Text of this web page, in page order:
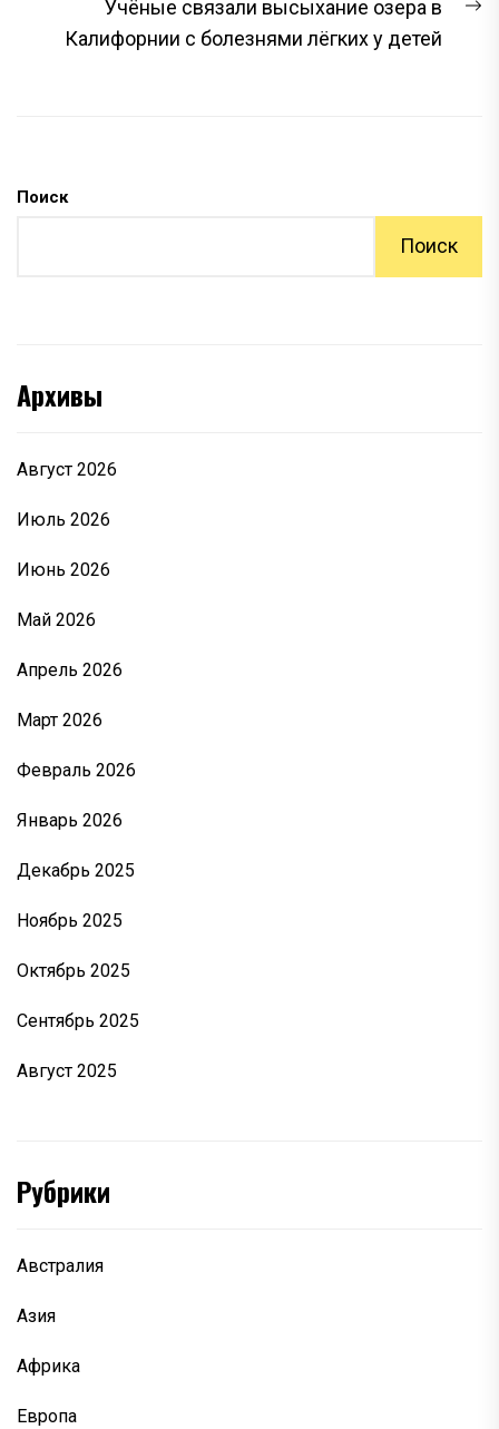
Учёные связали высыхание озера в
Калифорнии с болезнями лёгких у детей
Поиск
Поиск
Архивы
Август 2026
Июль 2026
Июнь 2026
Май 2026
Апрель 2026
Март 2026
Февраль 2026
Январь 2026
Декабрь 2025
Ноябрь 2025
Октябрь 2025
Сентябрь 2025
Август 2025
Рубрики
Австралия
Азия
Африка
Европа